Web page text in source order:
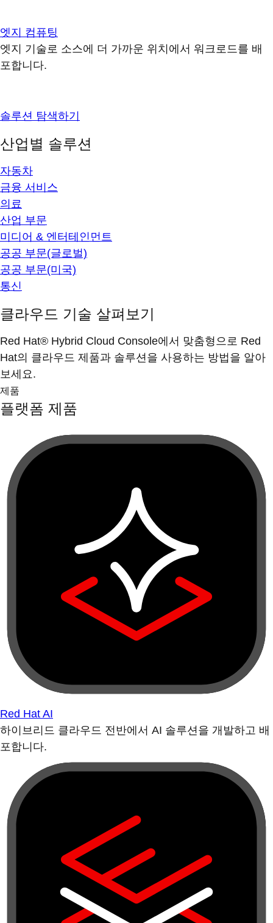
엣지 컴퓨팅
엣지 기술로 소스에 더 가까운 위치에서 워크로드를 배
포합니다.
솔루션 탐색하기
산업별 솔루션
자동차
금융 서비스
의료
산업 부문
미디어 & 엔터테인먼트
공공 부문(글로벌)
공공 부문(미국)
통신
클라우드 기술 살펴보기
Red Hat® Hybrid Cloud Console에서 맞춤형으로 Red
Hat의 클라우드 제품과 솔루션을 사용하는 방법을 알아
보세요.
제품
플랫폼 제품
Red Hat AI
하이브리드 클라우드 전반에서 AI 솔루션을 개발하고 배
포합니다.